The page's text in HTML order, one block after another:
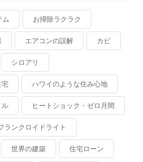
ム お掃除ラクラク
エアコンの誤解 カビ
シロアリ
ハワイのような住み心地
ル ヒートショック・ゼロ月間
ランクロイドライト
世界の建築 住宅ローン